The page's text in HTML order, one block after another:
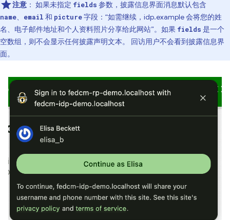
注意 ： 如果未指定 fields 参数，披露信息界面消息默认包含
name、 email 和 picture字段：“如需继续，idp.example 会将您的姓
名、电子邮件地址和个人资料照片分享给此网站”。如果 fields 是一个
空数组，则不会显示任何披露声明文本。 回访用户不会看到披露信息界
面。